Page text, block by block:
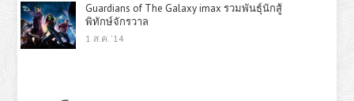
Guardians of The Galaxy imax รวมพันธุ์นักสู้
พิทักษ์จักรวาล
1 ส.ค. '14